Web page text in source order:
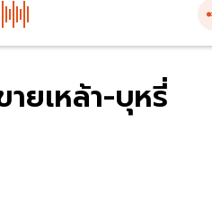
ยเหล้า-บุหรี่